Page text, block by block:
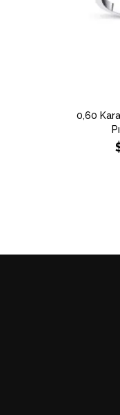
0,60